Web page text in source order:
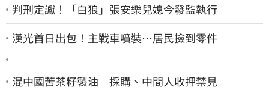
判刑定讞！「白狼」張安樂兒媳今發監執行
漢光首日出包！主戰車噴裝…居民撿到零件
混中國苦茶籽製油 採購、中間人收押禁見